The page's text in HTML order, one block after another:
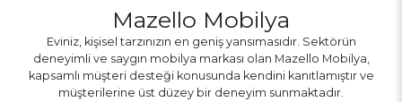
Mazello Mobilya
Eviniz, kişisel tarzınızın en geniş yansımasıdır. Sektörün
deneyimli ve saygın mobilya markası olan Mazello Mobilya,
kapsamlı müşteri desteği konusunda kendini kanıtlamıştır ve
müşterilerine üst düzey bir deneyim sunmaktadır.